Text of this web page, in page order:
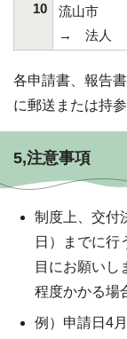
10
流山市
→ 法人
各申請書、報告
に郵送または持
5,注意事項
制度上、交付
日）までに行
目にお願い
程度かかる場
例）申請日4